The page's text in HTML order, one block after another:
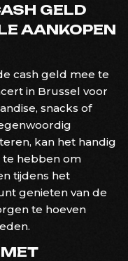
GELD
AANKOPEN
cash geld mee te
in Brussel voor
snacks of
kan het handig
te hebben om
tijdens het
genieten van de
te hoeven